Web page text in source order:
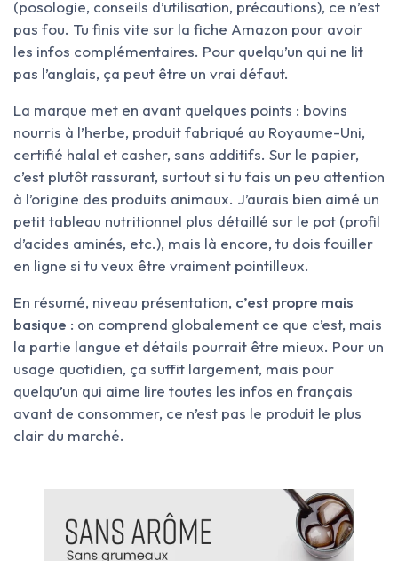
(posologie, conseils d’utilisation, précautions), ce n’est
pas fou. Tu finis vite sur la fiche Amazon pour avoir
les infos complémentaires. Pour quelqu’un qui ne lit
pas l’anglais, ça peut être un vrai défaut.
La marque met en avant quelques points : bovins
nourris à l’herbe, produit fabriqué au Royaume-Uni,
certifié halal et casher, sans additifs. Sur le papier,
c’est plutôt rassurant, surtout si tu fais un peu attention
à l’origine des produits animaux. J’aurais bien aimé un
petit tableau nutritionnel plus détaillé sur le pot (profil
d’acides aminés, etc.), mais là encore, tu dois fouiller
en ligne si tu veux être vraiment pointilleux.
En résumé, niveau présentation, c’est propre mais
basique : on comprend globalement ce que c’est, mais
la partie langue et détails pourrait être mieux. Pour un
usage quotidien, ça suffit largement, mais pour
quelqu’un qui aime lire toutes les infos en français
avant de consommer, ce n’est pas le produit le plus
clair du marché.